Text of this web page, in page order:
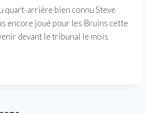
quart-arrière bien connu Steve
encore joué pour les Bruins cette
devant le tribunal le mois